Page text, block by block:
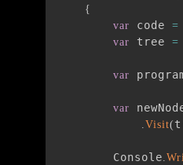
{
var code =
var tree =
var
var
.Visit(
        Console
.